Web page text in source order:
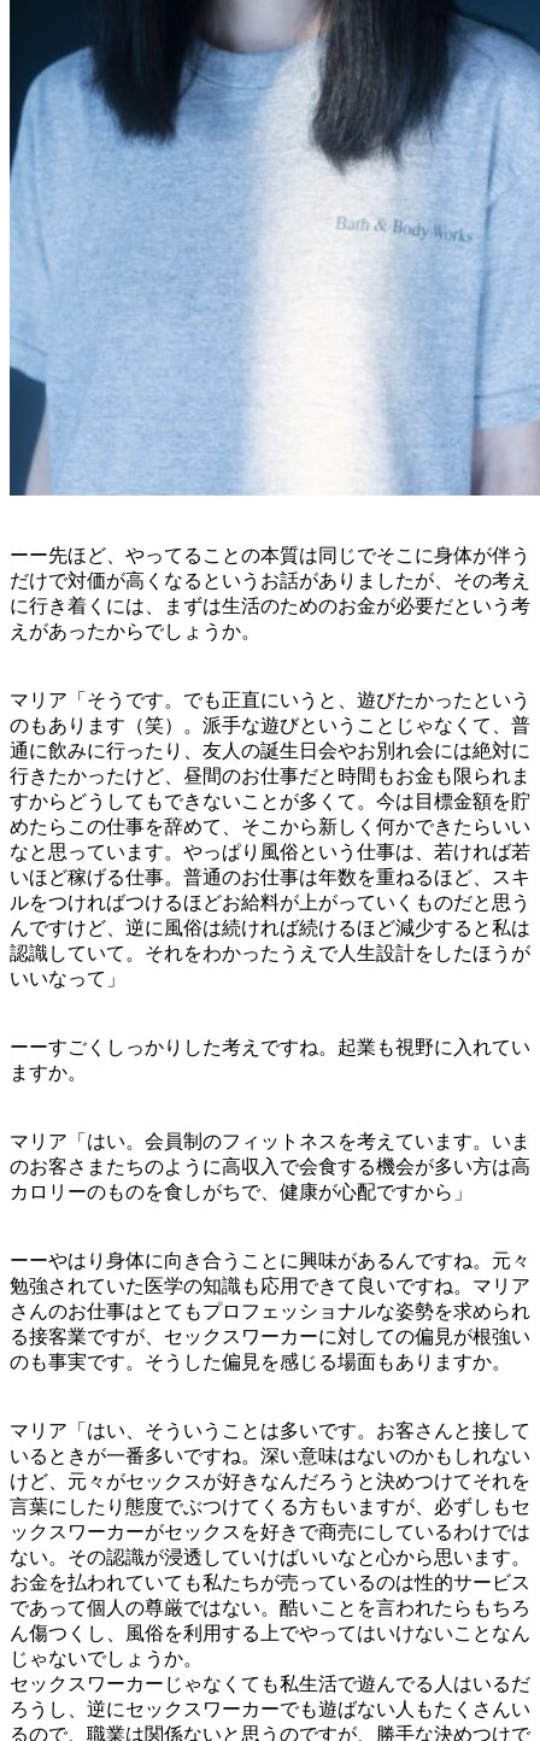
ーー先ほど、やってることの本質は同じでそこに身体が伴う
だけで対価が高くなるというお話がありましたが、その考え
に行き着くには、まずは生活のためのお金が必要だという考
えがあったからでしょうか。
マリア「そうです。でも正直にいうと、遊びたかったという
のもあります（笑）。派手な遊びということじゃなくて、普
通に飲みに行ったり、友人の誕生日会やお別れ会には絶対に
行きたかったけど、昼間のお仕事だと時間もお金も限られま
すからどうしてもできないことが多くて。今は目標金額を貯
めたらこの仕事を辞めて、そこから新しく何かできたらいい
なと思っています。やっぱり風俗という仕事は、若ければ若
いほど稼げる仕事。普通のお仕事は年数を重ねるほど、スキ
ルをつければつけるほどお給料が上がっていくものだと思う
んですけど、逆に風俗は続ければ続けるほど減少すると私は
認識していて。それをわかったうえで人生設計をしたほうが
いいなって」
ーーすごくしっかりした考えですね。起業も視野に入れてい
ますか。
マリア「はい。会員制のフィットネスを考えています。いま
のお客さまたちのように高収入で会食する機会が多い方は高
カロリーのものを食しがちで、健康が心配ですから」
ーーやはり身体に向き合うことに興味があるんですね。元々
勉強されていた医学の知識も応用できて良いですね。マリア
さんのお仕事はとてもプロフェッショナルな姿勢を求められ
る接客業ですが、セックスワーカーに対しての偏見が根強い
のも事実です。そうした偏見を感じる場面もありますか。
マリア「はい、そういうことは多いです。お客さんと接して
いるときが一番多いですね。深い意味はないのかもしれない
けど、元々がセックスが好きなんだろうと決めつけてそれを
言葉にしたり態度でぶつけてくる方もいますが、必ずしもセ
ックスワーカーがセックスを好きで商売にしているわけでは
ない。その認識が浸透していけばいいなと心から思います。
お金を払われていても私たちが売っているのは性的サービス
であって個人の尊厳ではない。酷いことを言われたらもちろ
ん傷つくし、風俗を利用する上でやってはいけないことなん
じゃないでしょうか。
セックスワーカーじゃなくても私生活で遊んでる人はいるだ
ろうし、逆にセックスワーカーでも遊ばない人もたくさんい
るので、職業は関係ないと思うのですが、勝手な決めつけで